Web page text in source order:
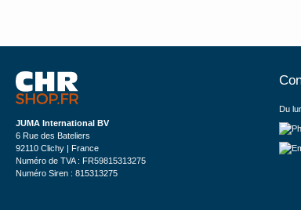
JUMA International BV
6 Rue des Bateliers
92110 Clichy | France
Numéro de TVA : FR59815313275
Numéro Siren : 815313275
Du